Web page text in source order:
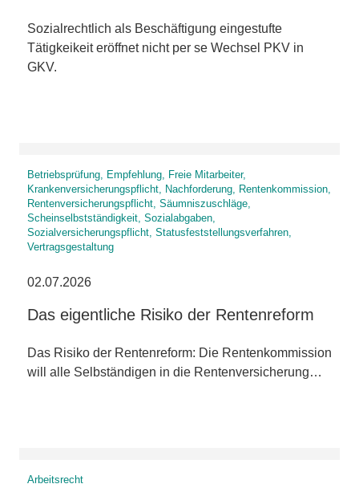
Sozialrechtlich als Beschäftigung eingestufte
Tätigkeikeit eröffnet nicht per se Wechsel PKV in
GKV.
Betriebsprüfung, Empfehlung, Freie Mitarbeiter,
Krankenversicherungspflicht, Nachforderung, Rentenkommission,
Rentenversicherungspflicht, Säumniszuschläge,
Scheinselbstständigkeit, Sozialabgaben,
Sozialversicherungspflicht, Statusfeststellungsverfahren,
Vertragsgestaltung
02.07.2026
Das eigentliche Risiko der Rentenreform
Das Risiko der Rentenreform: Die Rentenkommission
will alle Selbständigen in die Rentenversicherung…
Arbeitsrecht